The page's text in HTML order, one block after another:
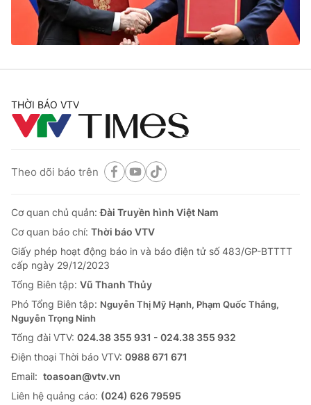
Thị trường
Tư vấn
Lịch phát sóng
Chuyên mục khác
Photo Infographic
Video Shorts video
VTV Money VTV Thể thao
VTV Sức khoẻ Bất động sản
Thị trường 24h
VTV4 Vươn mình bằng AI
VTV9
THỜI BÁO VTV
Theo dõi báo trên
Cơ quan chủ quản:Đài Truyền hình Việt Nam
Cơ quan báo chí: Thời báo VTV
Giấy phép hoạt động báo in và báo điện tử số 483/GP-BTTTT
cấp ngày 29/12/2023
Tổng Biên tập: Vũ Thanh Thủy
Phó Tổng Biên tập: Nguyễn Thị Mỹ Hạnh, Phạm Quốc Thắng,
Nguyễn Trọng Ninh
Tổng đài VTV: 024.38 355 931 - 024.38 355 932
Ðiện thoại Thời báo VTV: 0988 671 671
Email: toasoan@vtv.vn
Liên hệ quảng cáo: (024) 626 79595